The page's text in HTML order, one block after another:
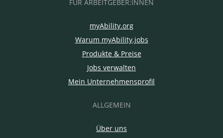
FÜR ARBEITGEBER:INNEN
myAbility.org
Warum myAbility.jobs
Produkte & Preise
Jobs verwalten
Mein Unternehmensprofil
ALLGEMEIN
Über uns